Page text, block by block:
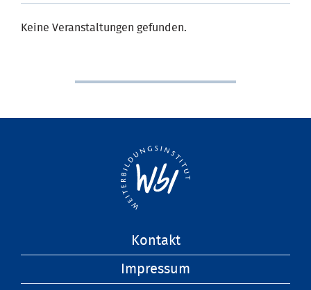
Keine Veranstaltungen gefunden.
Kontakt
Impressum